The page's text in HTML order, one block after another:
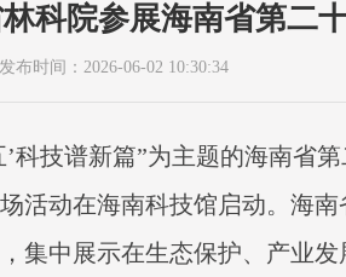
科院参展海南省第二
发布时间：2026-06-02 10:30:34
’科技谱新篇”为主题的海南省
活动在海南科技馆启动。海
集中展示在生态保护、产业